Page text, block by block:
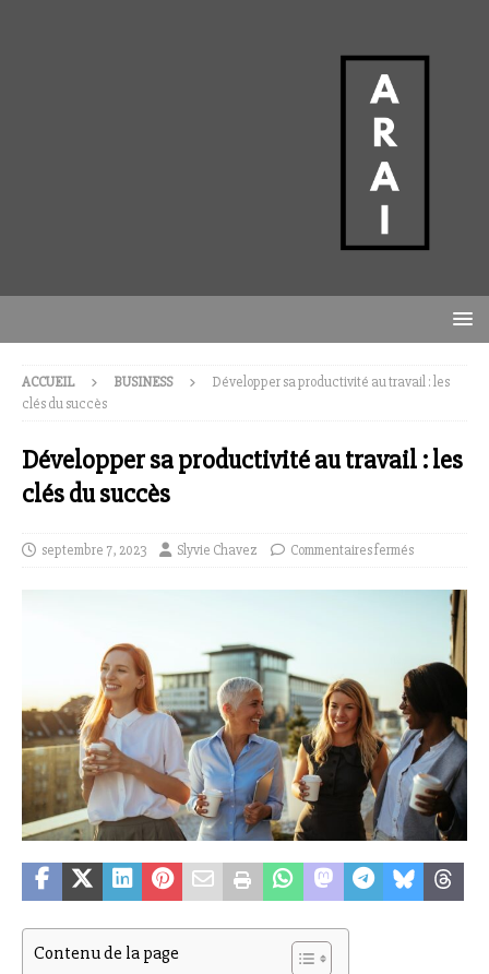
ACCUEIL BUSINESS
Développer sa productivité au travail : les
clés du succès
Développer sa productivité au travail : les
clés du succès
septembre 7, 2023 Slyvie Chavez Commentaires fermés
Contenu de la page